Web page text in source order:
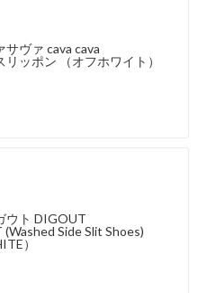
サヴァ cava cava
リッポン （オフホワイト）
ウト DIGOUT
(Washed Side Slit Shoes)
）